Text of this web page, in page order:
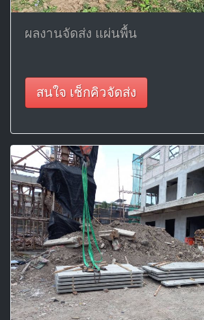
ผลงานจัดส่ง แผ่นพื้น
สนใจ เช็กคิวจัดส่ง